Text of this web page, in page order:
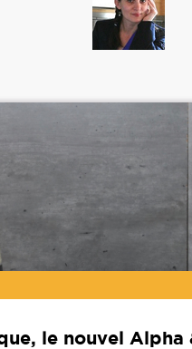
le nouvel Alpha